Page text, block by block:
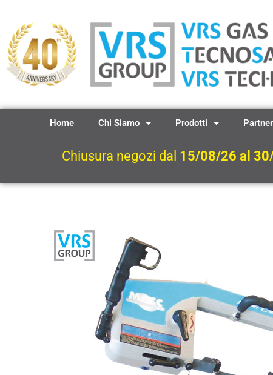
contenuto
Home Chi Siamo Prodotti Partner
Chiusura negozi dal 15/08/26 al